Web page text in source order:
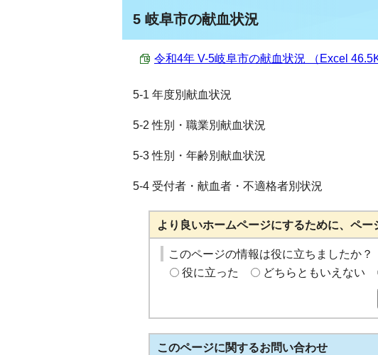
5 岐阜市の献血状況
令和4年 V-5岐阜市の献血状況 （Excel
5-1 年度別献血状況
5-2 性別・職業別献血状況
5-3 性別・年齢別献血状況
5-4 受付者・献血者・不適格者別状況
より良いホームページにするために、ペー
このページの情報は役に立ちましたか？
役に立った
どちらともいえない
このページに関するお問い合わせ